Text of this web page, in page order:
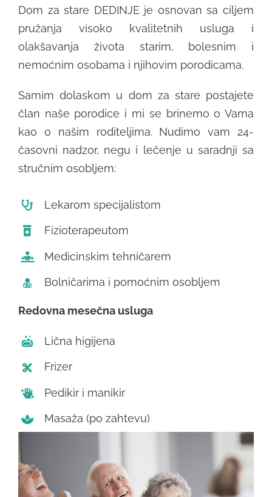
SMEŠTAJ
GALERIJA
KONTAKT
Dom za stare DEDINJE je osnovan sa ciljem
pružanja visoko kvalitetnih usluga i
olakšavanja života starim, bolesnim i
nemoćnim osobama i njihovim porodicama.
Samim dolaskom u dom za stare postajete
član naše porodice i mi se brinemo o Vama
kao o našim roditeljima. Nudimo vam 24-
časovni nadzor, negu i lečenje u saradnji sa
stručnim osobljem:
Lekarom specijalistom
Fizioterapeutom
Medicinskim tehničarem
Bolničarima i pomoćnim osobljem
Redovna mesečna usluga
Lična higijena
Frizer
Pedikir i manikir
Masaža (po zahtevu)